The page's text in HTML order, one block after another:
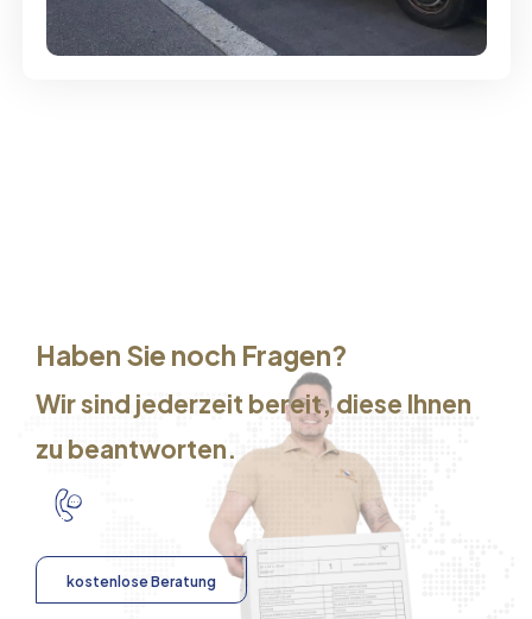
Service
Haben Sie noch Fragen?
Wir sind jederzeit bereit, diese Ihnen
zu beantworten.
kostenlose Beratung